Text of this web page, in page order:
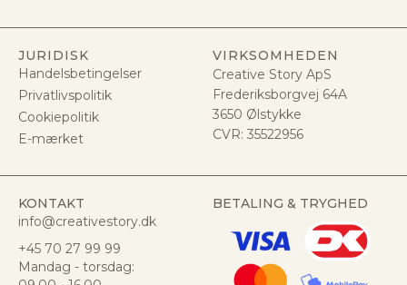
JURIDISK
Handelsbetingelser
Privatlivspolitik
Cookiepolitik
E-mærket
VIRKSOMHEDEN
Creative Story ApS
Frederiksborgvej 64A
3650 Ølstykke
CVR: 35522956
KONTAKT
info@creativestory.dk
+45 70 27 99 99
Mandag - torsdag:
BETALING & TRYGHED